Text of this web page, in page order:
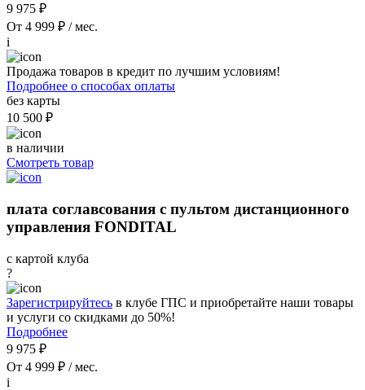
9 975 ₽
От 4 999 ₽ / мес.
i
Продажа товаров в кредит по лучшим условиям!
Подробнее о способах оплаты
без карты
10 500 ₽
в наличии
Смотреть товар
плата соглавсования с пультом дистанционного
управления FONDITAL
с картой клуба
?
Зарегистрируйтесь в клубе ГПС и приобретайте наши товары
и услуги со скидками до 50%!
Подробнее
9 975 ₽
От 4 999 ₽ / мес.
i